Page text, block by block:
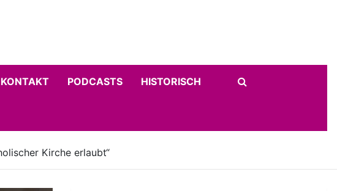
KONTAKT PODCASTS HISTORISCH
Kirche erlaubt“